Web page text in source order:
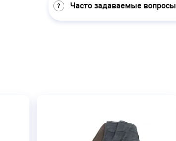
Часто задаваемые вопросы